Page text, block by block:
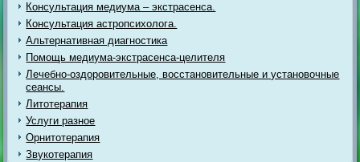
Консультация медиума – экстрасенса.
Консультация астропсихолога.
Альтернативная диагностика
Помощь медиума-экстрасенса-целителя
Лечебно-оздоровительные, восстановительные и установочные
сеансы.
Литотерапия
Услуги разное
Орнитотерапия
Звукотерапия